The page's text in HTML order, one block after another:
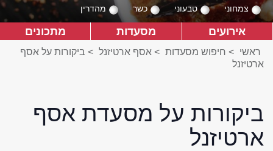
צמחוני טבעוני כשר מהדרין
אירועים מסעדות מתכונים
ראשי > חיפוש מסעדות > אסף ארטיזנל > ביקורות על אסף
ארטיזנל
ביקורות על מסעדת אסף
ארטיזנל